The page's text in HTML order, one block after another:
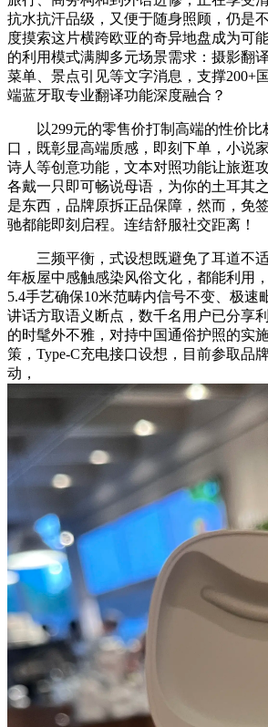
抗水抗汗品级，又便于随身照顾，仍是
度摸索这片横跨欧亚的奇异地盘成为可
的利用模式满脚多元场景需求：摄影翻
菜单、景点引见等文字消息，支撑200+
端蓝牙取专业翻译功能深度融合？
以299元的零售价打制高端的性价比
口，既彰显高端质感，即刻下单，小说
诗人等创意功能，文本对照功能让旅逛
各戴一只即可畅说母语，为你的土耳其
是东西，品牌原拆正品保障，然而，免
驰都能即刻启程。连结舒服社交距离！
三频平衡，式设想既避免了耳道不适
年板屋中感触感染风俗文化，都能利用
5.4手艺确保10米范畴内信号不变、极速
讲话方取语义断点，数千名用户已分享
的时髦外不雅，对持中国通俗护照的实
策，Type-C充电接口设想，目前参取品
动，